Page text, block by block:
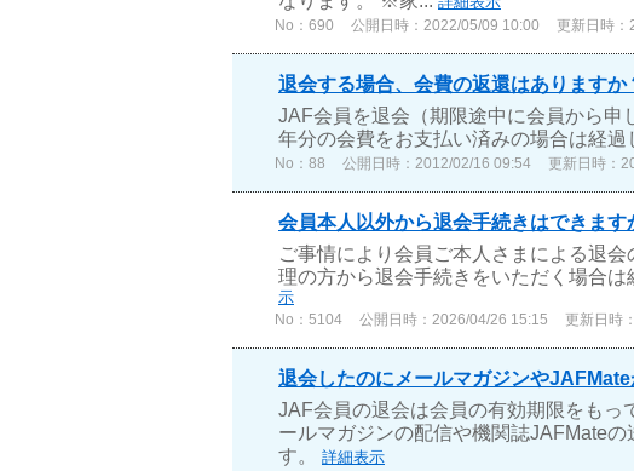
No：690 公開日時：2022/05/09 10:00 更新日時：
退会する場合、会費の返還はありますか
JAF会員を退会（期限途中に会員から申
年分の会費をお支払い済みの場合は経
No：88 公開日時：2012/02/16 09:54 更新日時：
会員本人以外から退会手続きはできます
ご事情により会員ご本人さまによる退
理の方から退会手続きをいただく場合
示
No：5104 公開日時：2026/04/26 15:15 更新日時
退会したのにメールマガジンやJAFMate
JAF会員の退会は会員の有効期限をもっ
ールマガジンの配信や機関誌JAFMate
す。 詳細表示